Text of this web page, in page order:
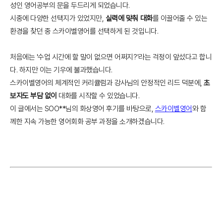
성인 영어공부의 문을 두드리게 되었습니다.
시중에 다양한 선택지가 있었지만, 실력에 맞춰 대화를 이끌어줄 수 있는
환경을 찾던 중 스카이벨영어를 선택하게 된 것입니다.
처음에는 '수업 시간에 할 말이 없으면 어쩌지?'라는 걱정이 앞섰다고 합니
다. 하지만 이는 기우에 불과했습니다.
스카이벨영어의 체계적인 커리큘럼과 강사님의 안정적인 리드 덕분에,초
보자도 부담 없이 대화를 시작할 수 있었습니다.
이 글에서는 SOO**님의 화상영어 후기를 바탕으로, 스카이벨영어와 함
께한 지속 가능한 영어회화 공부 과정을 소개하겠습니다.